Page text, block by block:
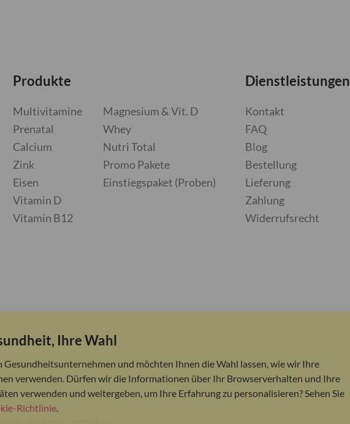
Produkte
Multivitamine
Prenatal
Calcium
Zink
Eisen
Vitamin D
Vitamin B12
Magnesium & Vit. D
Whey
Nutri Total
Promo Pakete
Einstiegspaket (Proben)
Dienstleistungen
Kontakt
FAQ
Blog
Bestellung
Lieferung
Zahlung
Widerrufsrecht
Ihre Wahl
Gesundheitsunternehmen und möchten Ihnen die Wahl lassen, wie wir Ihre
verwenden. Dürfen wir die Informationen über Ihr Browserverhalten und Ihre
verwenden und weitergeben, um Ihre Erfahrung zu personalisieren? Sehen Sie
Richtlinie.